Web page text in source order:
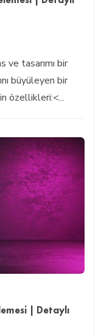
ve tasarımı bir
büyüleyen bir
özellikleri:<...
| Detaylı